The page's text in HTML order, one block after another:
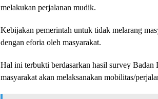
melakukan perjalanan mudik.
Kebijakan pemerintah untuk tidak melarang
dengan eforia oleh masyarakat.
Hal ini terbukti berdasarkan hasil survey
masyarakat akan melaksanakan mobilitas/